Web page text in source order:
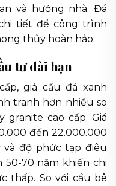
và hướng nhà. Đá
tiết để công trình
thủy hoàn hảo.
tư dài hạn
giá cầu đá xanh
tranh hơn nhiều so
granite cao cấp. Giá
đến 22.000.000
độ phức tạp điêu
70 năm khiến chi
thấp. So với cầu bê